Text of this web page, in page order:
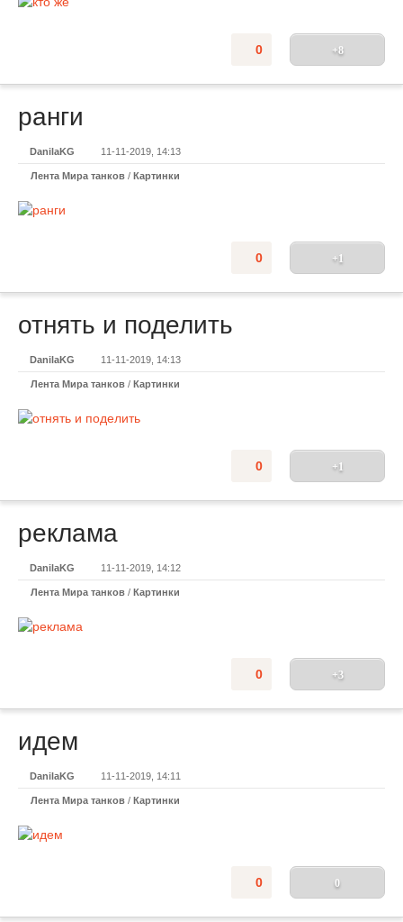
+8
0
ранги
DanilaKG 11-11-2019, 14:13
Лента Мира танков / Картинки
+1
0
отнять и поделить
DanilaKG 11-11-2019, 14:13
Лента Мира танков / Картинки
+1
0
реклама
DanilaKG 11-11-2019, 14:12
Лента Мира танков / Картинки
+3
0
идем
DanilaKG 11-11-2019, 14:11
Лента Мира танков / Картинки
0
0